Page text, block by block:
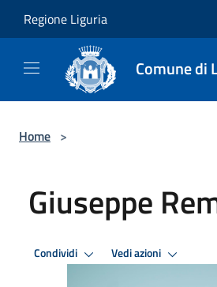
Regione Liguria
Comune di
Home >
Giuseppe
Condividi Vedi azioni